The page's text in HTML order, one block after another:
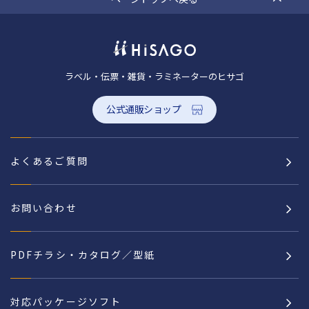
ラベル・伝票・雑貨・ラミネーターのヒサゴ
公式通販ショップ
よくあるご質問
お問い合わせ
PDFチラシ・カタログ／型紙
対応パッケージソフト